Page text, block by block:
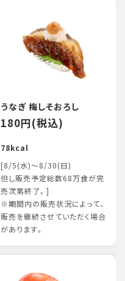
うなぎ 梅しそおろし
180円(税込)
78kcal
[8/5(水)～8/30(日)
但し販売予定総数68万食が完
売次第終了。]
※期間内の販売状況によって、
販売を継続させていただく場合
があります。